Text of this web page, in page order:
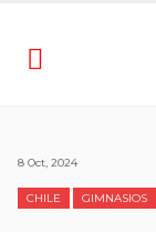
8 Oct, 2024
CHILE GIMNASIOS